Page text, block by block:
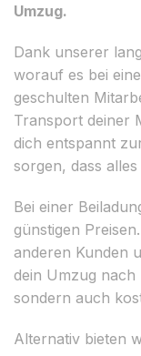
Umzug.
Dank unserer
worauf es bei
geschulten
Transport deiner
dich entspannt
sorgen, dass
Bei einer
günstigen
anderen Kunden
dein Umzug
sondern auch
Alternativ bieten